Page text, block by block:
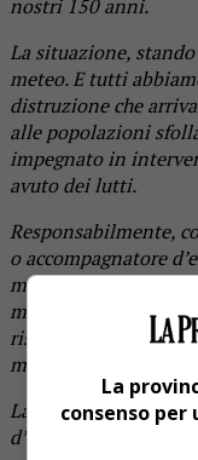
nostri 150 anni.
La situazione,
meteo. E tutti
distruzione che
alle popolazioni
impegnato in
avuto dei lutti.
Responsabilmente,
o accompagnatore
meteo avverse si
malincuore, ci
rispetto ai tanti
maggio.
La Cittadella della
d’arrampicata, i
La
consenso